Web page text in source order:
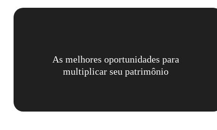
As melhores oportunidades para
multiplicar seu patrimônio